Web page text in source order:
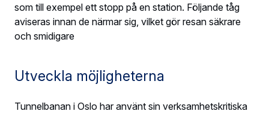
som till exempel ett stopp på en station. Följande tåg
aviseras innan de närmar sig, vilket gör resan säkrare
och smidigare
Utveckla möjligheterna
Tunnelbanan i Oslo har använt sin verksamhetskritiska